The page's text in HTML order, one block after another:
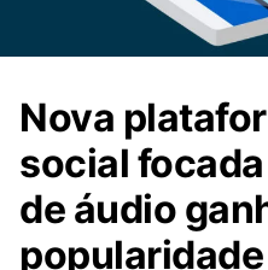
Nova
social
de áudio